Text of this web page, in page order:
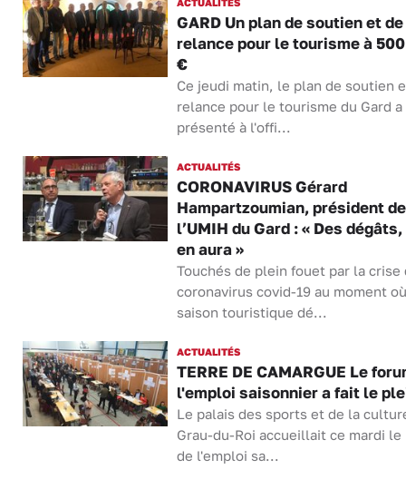
GARD Un plan de soutien et de
relance pour le tourisme à
€
Ce jeudi matin, le plan de soutien
relance pour le tourisme du Gard
présenté à l'offi...
ACTUALITÉS
CORONAVIRUS Gérard
Hampartzoumian, président de
l’UMIH du Gard : « Des
en aura »
Touchés de plein fouet par la crise
coronavirus covid-19 au moment
saison touristique dé...
ACTUALITÉS
TERRE DE CAMARGUE Le
l'emploi saisonnier a fait le
Le palais des sports et de la
Grau-du-Roi accueillait ce mardi le
de l'emploi sa...